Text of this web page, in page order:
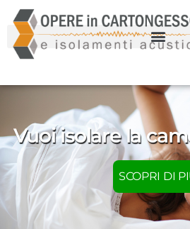
Vuoi isolare la
SCOPRI DI